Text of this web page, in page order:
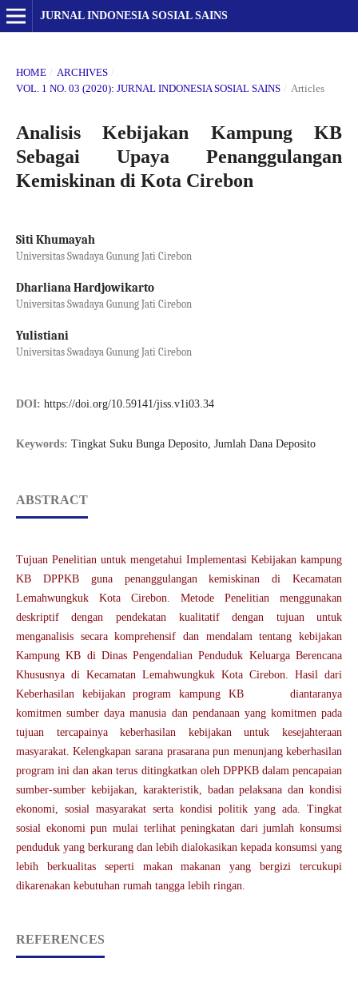
JURNAL INDONESIA SOSIAL SAINS
HOME / ARCHIVES /
VOL. 1 NO. 03 (2020): JURNAL INDONESIA SOSIAL SAINS / Articles
Analisis Kebijakan Kampung KB
Sebagai Upaya Penanggulangan
Kemiskinan di Kota Cirebon
Siti Khumayah
Universitas Swadaya Gunung Jati Cirebon
Dharliana Hardjowikarto
Universitas Swadaya Gunung Jati Cirebon
Yulistiani
Universitas Swadaya Gunung Jati Cirebon
DOI: https://doi.org/10.59141/jiss.v1i03.34
Keywords: Tingkat Suku Bunga Deposito, Jumlah Dana Deposito
ABSTRACT
Tujuan Penelitian untuk mengetahui Implementasi Kebijakan kampung
KB DPPKB guna penanggulangan kemiskinan di Kecamatan
Lemahwungkuk Kota Cirebon. Metode Penelitian menggunakan
deskriptif dengan pendekatan kualitatif dengan tujuan untuk
menganalisis secara komprehensif dan mendalam tentang kebijakan
Kampung KB di Dinas Pengendalian Penduduk Keluarga Berencana
Khususnya di Kecamatan Lemahwungkuk Kota Cirebon. Hasil dari
Keberhasilan kebijakan program kampung KB diantaranya
komitmen sumber daya manusia dan pendanaan yang komitmen pada
tujuan tercapainya keberhasilan kebijakan untuk kesejahteraan
masyarakat. Kelengkapan sarana prasarana pun menunjang keberhasilan
program ini dan akan terus ditingkatkan oleh DPPKB dalam pencapaian
sumber-sumber kebijakan, karakteristik, badan pelaksana dan kondisi
ekonomi, sosial masyarakat serta kondisi politik yang ada. Tingkat
sosial ekonomi pun mulai terlihat peningkatan dari jumlah konsumsi
penduduk yang berkurang dan lebih dialokasikan kepada konsumsi yang
lebih berkualitas seperti makan makanan yang bergizi tercukupi
dikarenakan kebutuhan rumah tangga lebih ringan.
REFERENCES